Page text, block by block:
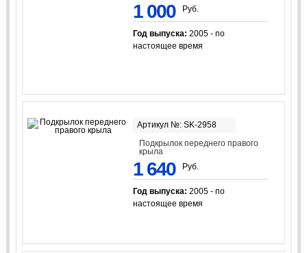
1 000 Руб.
Год выпуска: 2005 - по
настоящее время
Артикул №: SK-2958
Подкрылок переднего правого
крыла
1 640 Руб.
Год выпуска: 2005 - по
настоящее время